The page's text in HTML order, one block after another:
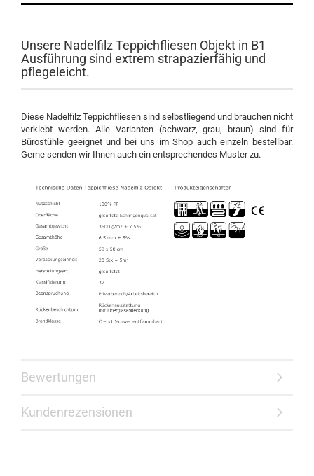
Unsere Nadelfilz Teppichfliesen Objekt in B1
Ausführung sind extrem strapazierfähig und
pflegeleicht.
Diese Nadelfilz Teppichfliesen sind selbstliegend und brauchen nicht
verklebt werden. Alle Varianten (schwarz, grau, braun) sind für
Bürostühle geeignet und bei uns im Shop auch einzeln bestellbar.
Gerne senden wir Ihnen auch ein entsprechendes Muster zu.
Bewertungen
Kundenrezensionen